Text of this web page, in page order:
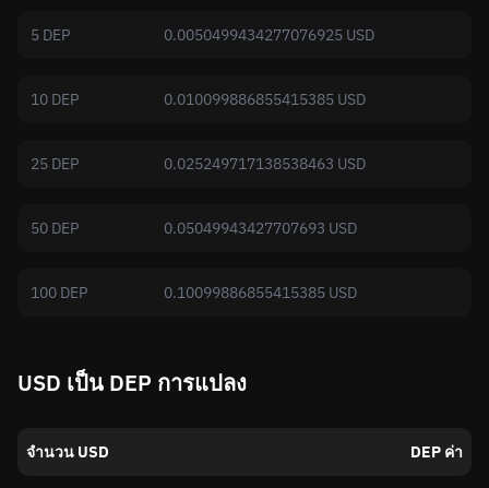
5 DEP 0.0050499434277076925 USD
10 DEP 0.010099886855415385 USD
25 DEP 0.025249717138538463 USD
50 DEP 0.05049943427707693 USD
100 DEP 0.10099886855415385 USD
USD เป็น DEP การแปลง
จำนวน USD DEP ค่า